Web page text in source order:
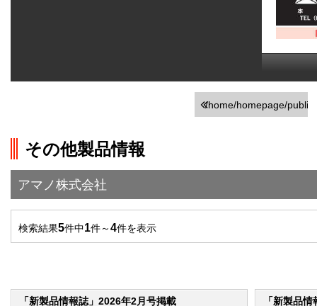
/home/homepage/
その他製品情報
アマノ株式会社
検索結果5件中1件～4件を表示
「新製品情報誌」2026年2月号掲載
「新製品